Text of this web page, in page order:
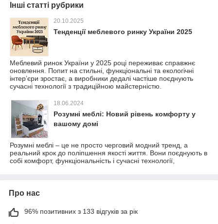
Інші статті рубрики
20.10.2025
Тенденції меблевого ринку України 2025
Меблевий ринок України у 2025 році переживає справжнє
оновлення. Попит на стильні, функціональні та екологічні
інтер’єри зростає, а виробники дедалі частіше поєднують
сучасні технології з традиційною майстерністю.
18.06.2024
Розумні меблі: Новий рівень комфорту у
вашому домі
Розумні меблі – це не просто черговий модний тренд, а
реальний крок до поліпшення якості життя. Вони поєднують в
собі комфорт, функціональність і сучасні технології,
Про нас
96% позитивних з 133 відгуків за рік